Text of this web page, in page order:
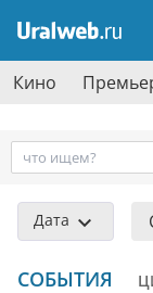
Кино
Дата
СОБЫТИЯ